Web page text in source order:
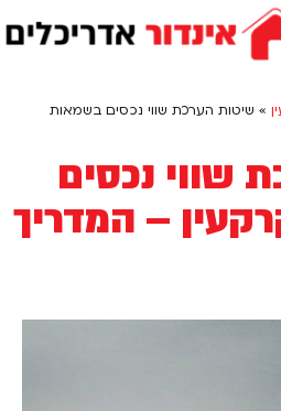
» שיטות הערכת שווי נכסים בשמאות
שווי נכסים
– המדריך